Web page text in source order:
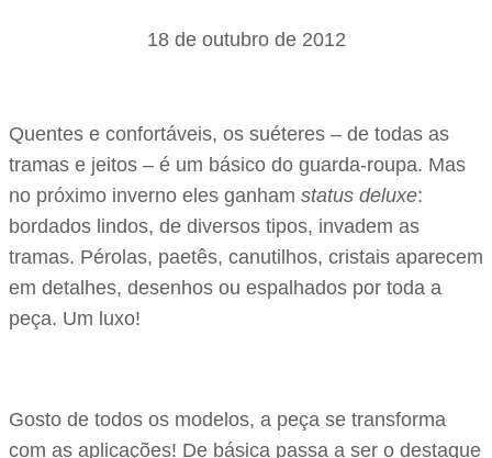
18 de outubro de 2012
Quentes e confortáveis, os suéteres – de todas as
tramas e jeitos – é um básico do guarda-roupa. Mas
no próximo inverno eles ganham status deluxe:
bordados lindos, de diversos tipos, invadem as
tramas. Pérolas, paetês, canutilhos, cristais aparecem
em detalhes, desenhos ou espalhados por toda a
peça. Um luxo!
Gosto de todos os modelos, a peça se transforma
com as aplicações! De básica passa a ser o destaque